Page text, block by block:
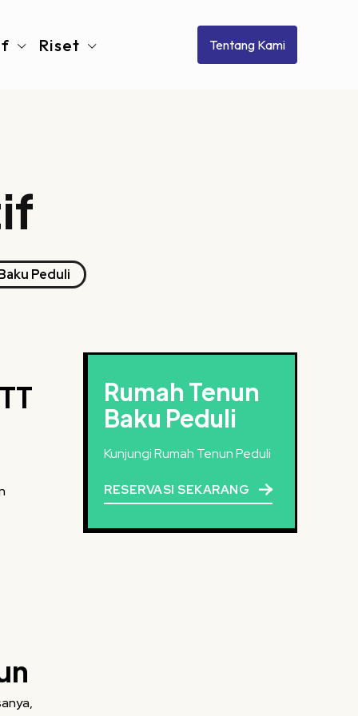
Riset Tentang Kami
Peduli
Rumah Tenun
Baku Peduli
Kunjungi Rumah Tenun Peduli
RESERVASI SEKARANG